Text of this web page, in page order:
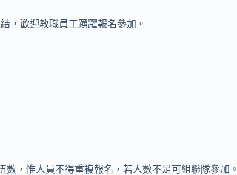
，歡迎教職員工踴躍報名參加。
，惟人員不得重複報名，若人數不足可組聯隊參加。